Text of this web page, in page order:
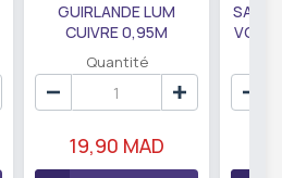
GUIRLANDE LUM
CUIVRE 0,95M
DE79207
Quantité
19,90 MAD